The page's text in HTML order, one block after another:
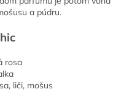
a púdru.
rosa
liči, mošus